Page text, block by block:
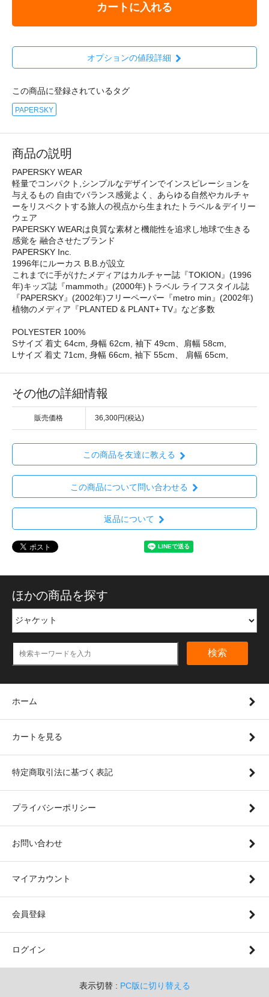
カートに入れる
オプションの値段詳細
この商品に登録されているタグ
PAPERSKY
商品の説明
PAPERSKY WEAR
軽量でコンパクト,シンプルなデザインでインスピレーションを
与えるもの 自由でバランス感覚よく、あらゆる自然やカルチャ
ーをリスペクトする旅人の視点から生まれたトラベル＆デイリー
ウェア
PAPERSKY WEARは良質な素材と機能性を追求し地球で生きる
感覚を 融合させたブランド
PAPERSKY Inc.
1996年にルーカス B.B.が設立
これまでに手がけたメディアはカルチャー誌『TOKION』(1996
年)キッズ誌『mammoth』(2000年)トラベル ライフスタイル誌
『PAPERSKY』(2002年)フリーペーパー『metro min』(2002年)
植物のメディア『PLANTED & PLANT+ TV』など多数
POLYESTER 100%
Sサイズ 着丈 64cm, 身幅 62cm, 袖下 49cm、肩幅 58cm,
Lサイズ 着丈 71cm, 身幅 66cm, 袖下 55cm、 肩幅 65cm,
その他の詳細情報
販売価格 36,300円(税込)
この商品を友達に教える
この商品について問い合わせる
返品について
ほかの商品を探す
検索
ホーム
カートを見る
特定商取引法に基づく表記
プライバシーポリシー
お問い合わせ
マイアカウント
会員登録
ログイン
表示切替 : PC版に切り替える